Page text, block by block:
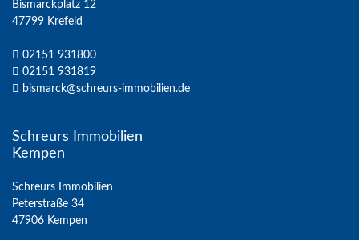
Bismarckplatz 12
47799 Krefeld
02151 931800
02151 931819
bismarck@schreurs-immobilien.de
Schreurs Immobilien
Kempen
Schreurs Immobilien
Peterstraße 34
47906 Kempen